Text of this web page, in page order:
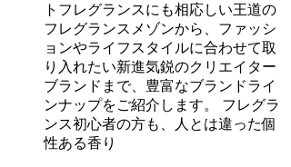
トフレグランスにも相応しい王道の
フレグランスメゾンから、ファッシ
ョンやライフスタイルに合わせて取
り入れたい新進気鋭のクリエイター
ブランドまで、豊富なブランドライ
ンナップをご紹介します。 フレグラ
ンス初心者の方も、人とは違った個
性ある香り